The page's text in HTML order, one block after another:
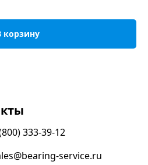
корзину
333-39-12
service.ru